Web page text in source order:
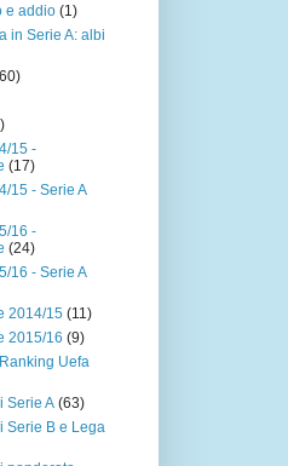
e addio (1)
in Serie A: albi
15 -
(17)
15 - Serie A
16 -
(24)
16 - Serie A
2014/15 (11)
2015/16 (9)
Uefa
Serie A (63)
Serie B e Lega